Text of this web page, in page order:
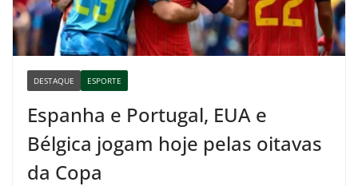
DESTAQUE ESPORTE
Espanha e Portugal, EUA e
Bélgica jogam hoje pelas oitavas
da Copa